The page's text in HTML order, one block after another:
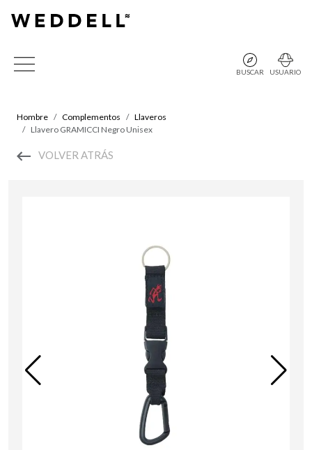
BUSCAR USUARIO
Hombre Complementos
Llaveros
Llavero GRAMICCI Negro Unisex
VOLVER ATRÁS